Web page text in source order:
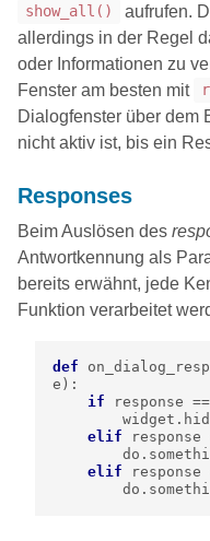
show_all()
aufrufen.
allerdings in der Regel
oder Informationen zu
Fenster am besten mit
Dialogfenster über dem
nicht aktiv ist, bis ein
Responses
Beim Auslösen des
Antwortkennung als
bereits erwähnt, jede
Funktion verarbeitet
def
e ):
if
response ==
widget .
elif
response
do .
elif
response
do .